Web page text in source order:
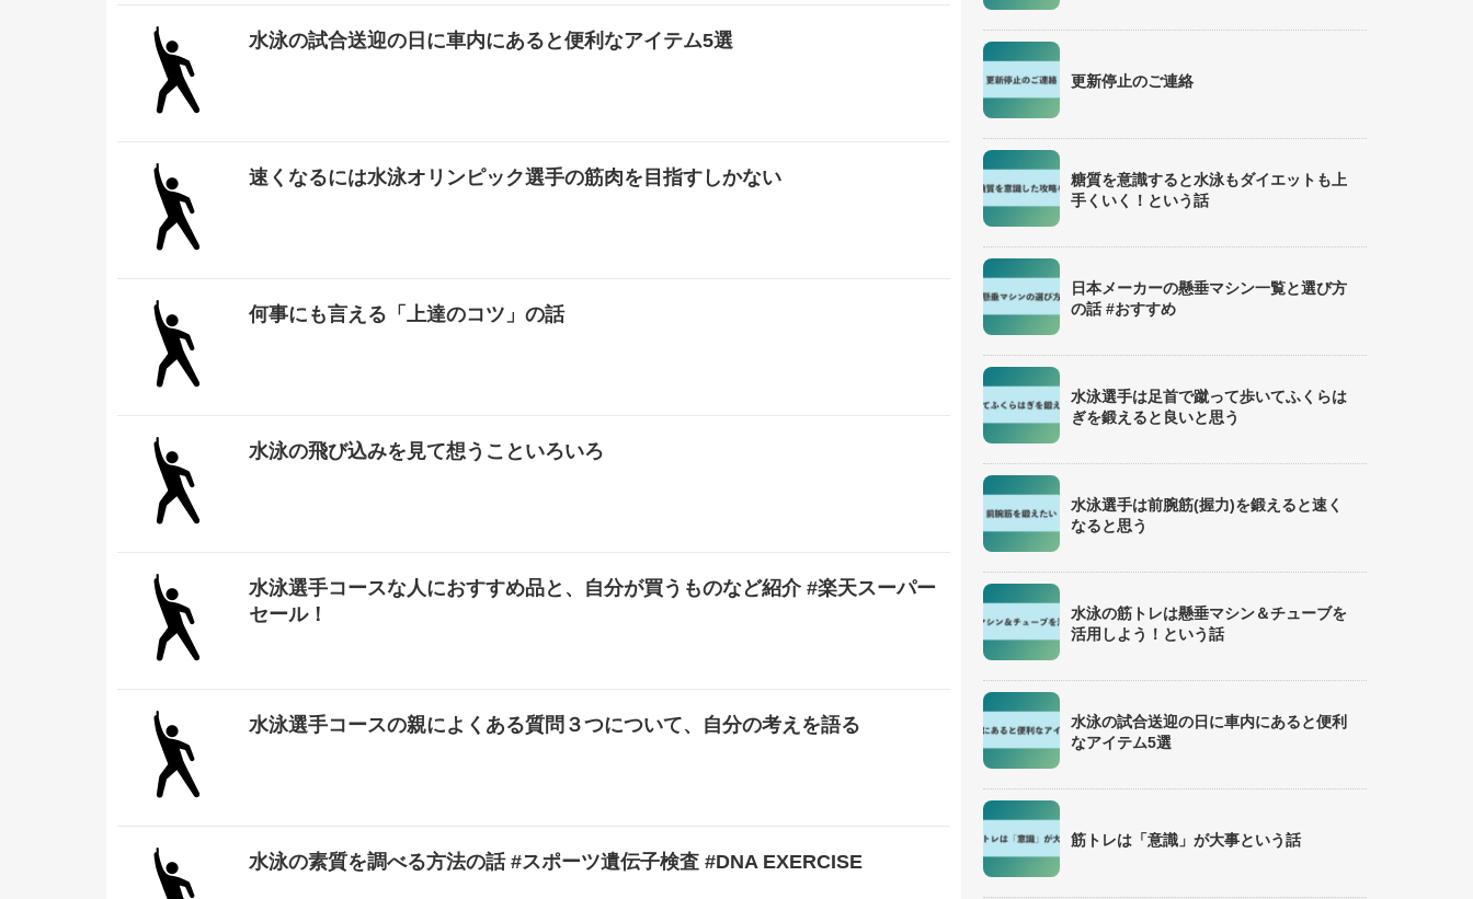
水泳の試合送迎の日に車内にあると便利なアイテム5選
速くなるには水泳オリンピック選手の筋肉を目指すしかない
何事にも言える「上達のコツ」の話
水泳の飛び込みを見て想うこといろいろ
水泳選手コースな人におすすめ品と、自分が買うものなど紹介 #楽天スーパー
セール！
水泳選手コースの親によくある質問３つについて、自分の考えを語る
水泳の素質を調べる方法の話 #スポーツ遺伝子検査 #DNA EXERCISE
更新停止のご連絡
糖質を意識すると水泳もダイエットも上
手くいく！という話
日本メーカーの懸垂マシン一覧と選び方
の話 #おすすめ
水泳選手は足首で蹴って歩いてふくらは
ぎを鍛えると良いと思う
水泳選手は前腕筋(握力)を鍛えると速く
なると思う
水泳の筋トレは懸垂マシン＆チューブを
活用しよう！という話
水泳の試合送迎の日に車内にあると便利
なアイテム5選
筋トレは「意識」が大事という話